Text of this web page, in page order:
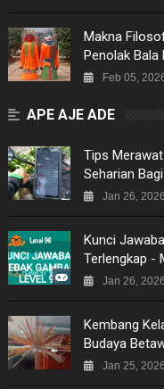
Makna
Penolak Bala
Feb 05,
APE AJE ADE
Tips
Seharian
Jan 26, 2026
Kunci
Terlengkap -
Jan 26, 2026
Kembang
Budaya
Jan 25, 2026